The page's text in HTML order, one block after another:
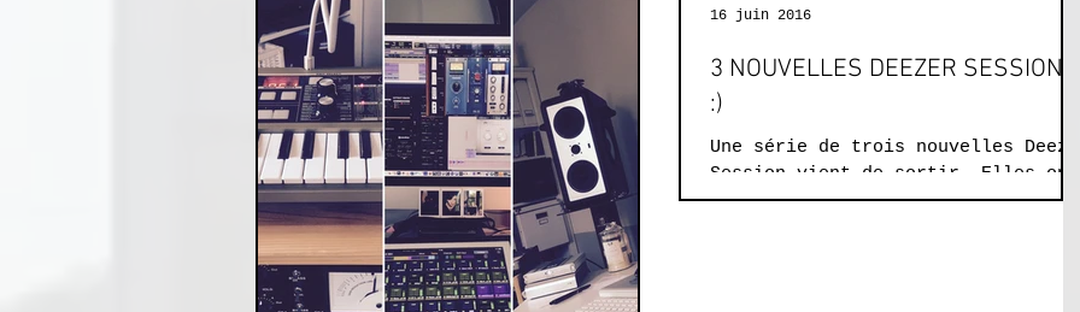
3 NOUVELLES DEEZER SESSION
:)
Une série de trois nouvelles
Session vient de sortir. Elles ont
étés co-réalisées par ROVER,
16 juin 2016